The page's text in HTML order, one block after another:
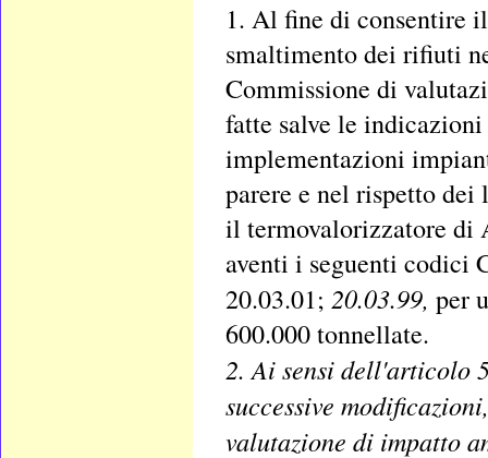
1. Al fine di consentire
smaltimento dei rifiuti
Commissione di
fatte salve le
implementazioni
parere e nel rispetto
il termovalorizzatore di
aventi i seguenti codici
20.03.01; 20.03.99, per
600.000 tonnellate.
2. Ai sensi dell'articolo
successive
valutazione di impatto